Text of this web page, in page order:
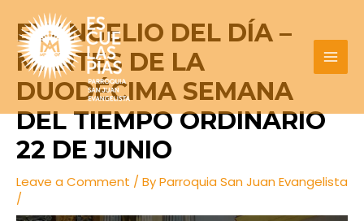
content
EVANGELIO DEL DÍA –
MARTES DE LA
DUODÉCIMA SEMANA
DEL TIEMPO ORDINARIO
22 DE JUNIO
Leave a Comment / ByParroquia San Juan Evangelista
/
navigation